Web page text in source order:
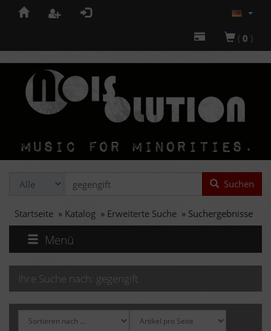
( 0 )
Suchen
Startseite » Katalog » Erweiterte Suche » Suchergebnisse
Menü
Ihre Suche nach: gegengift